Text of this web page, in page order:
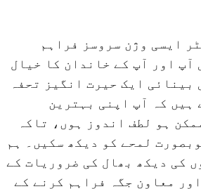
ایسی وژن سروسز فراہم
آپ اور آپ کے خاندان کا خیال
بینائی ایک حیرت انگیز تحفہ
ہیں کہ آپ اپنی بہترین
ہو لطف اندوز ہوں، تاکہ
لمحے کو دیکھ سکیں۔ ہم
کی دیکھ بھال کی ضروریات کے
معاون جگہ فراہم کرنے کے